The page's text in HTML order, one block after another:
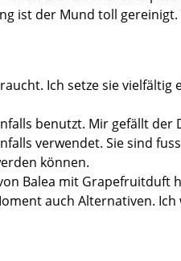
ist der Mund toll
Ich setze sie
benutzt. Mir gefällt der
verwendet. Sie sind
können.
Balea mit Grapefruitduft
auch Alternativen.